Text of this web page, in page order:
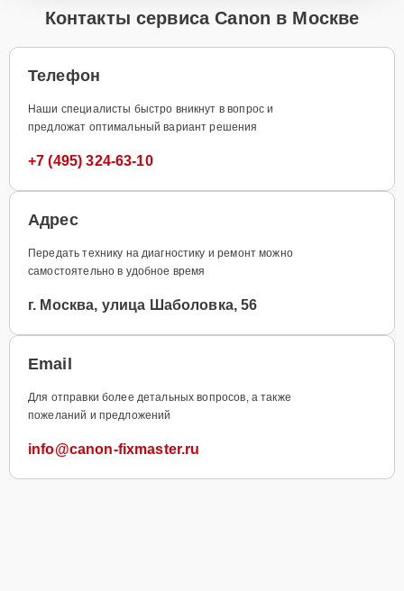
Контакты сервиса Canon в Москве
Телефон
Наши специалисты быстро вникнут в вопрос и
предложат оптимальный вариант решения
+7 (495) 324-63-10
Адрес
Передать технику на диагностику и ремонт можно
самостоятельно в удобное время
г. Москва, улица Шаболовка, 56
Email
Для отправки более детальных вопросов, а также
пожеланий и предложений
info@canon-fixmaster.ru